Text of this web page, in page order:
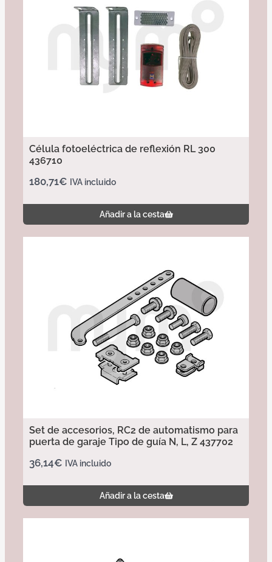
Célula fotoeléctrica de reflexión RL 300
436710
180,71€ IVA incluido
Añadir a la cesta
Set de accesorios, RC2 de automatismo para
puerta de garaje Tipo de guía N, L, Z 437702
36,14€ IVA incluido
Añadir a la cesta